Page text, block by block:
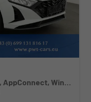
1.0 T-GDI Go!, Navi, Kamera, LED, AppConnect, Winter, 16-Zoll, sofort